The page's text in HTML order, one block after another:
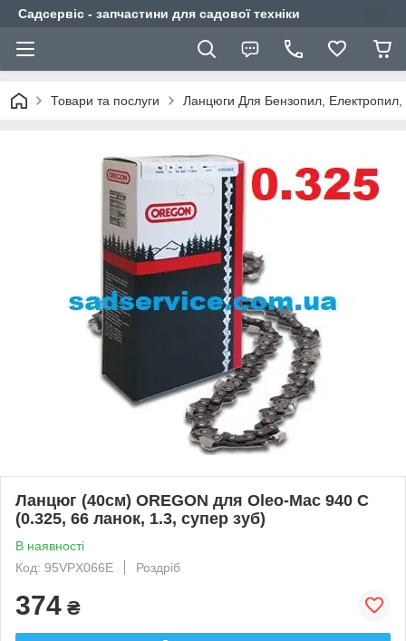
Садсервіс - запчастини для садової техніки
Товари та послуги Ланцюги Для Бензопил,
Ланцюг (40см) OREGON для Oleo-Mac 940 C
(0.325, 66 ланок, 1.3, супер зуб)
В наявності
Код: 95VPX066E
Роздріб
374 ₴